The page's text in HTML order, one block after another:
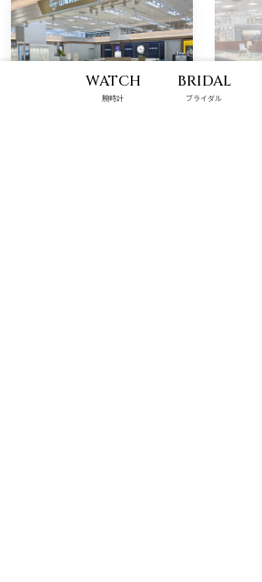
WATCH
腕時計
BRIDAL
ブライダル